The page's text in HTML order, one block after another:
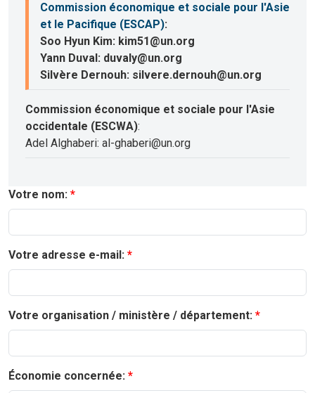
Commission économique et sociale pour l'Asie
et le Pacifique (ESCAP):
Soo Hyun Kim: kim51@un.org
Yann Duval: duvaly@un.org
Silvère Dernouh: silvere.dernouh@un.org
Commission économique et sociale pour l'Asie
occidentale (ESCWA):
Adel Alghaberi: al-ghaberi@un.org
Votre nom:
Votre adresse e-mail:
Votre organisation / ministère / département:
Économie concernée: